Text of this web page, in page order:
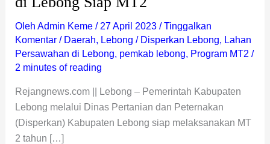
Oleh Admin Keme / 27 April 2023 /Tinggalkan
Komentar / Daerah, Lebong / Disperkan Lebong, Lahan
Persawahan di Lebong, pemkab lebong, Program MT2 /
2 minutes of reading
Rejangnews.com || Lebong – Pemerintah Kabupaten
Lebong melalui Dinas Pertanian dan Peternakan
(Disperkan) Kabupaten Lebong siap melaksanakan MT
2 tahun […]